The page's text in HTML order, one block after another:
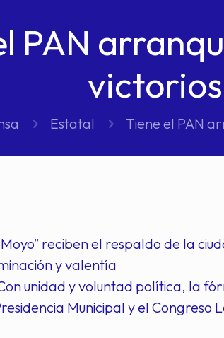
PAN
Estatal Tiene el PAN
reciben el respaldo de la
y valentía
unidad y voluntad política, la
Municipal y el